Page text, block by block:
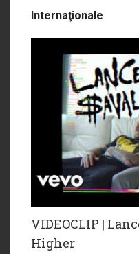
Internaţionale
VIDEOCLIP |
Higher